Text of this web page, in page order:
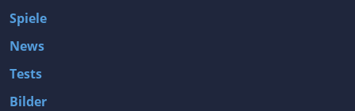
Spiele
News
Tests
Bilder